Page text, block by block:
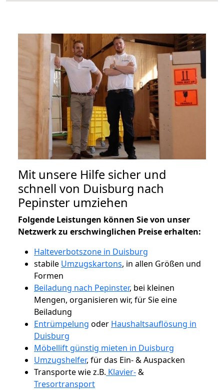
Mit unsere Hilfe sicher und
schnell von Duisburg nach
Pepinster umziehen
Folgende Leistungen können Sie von unser
Netzwerk zu erschwinglichen Preise erhalten:
Halteverbotszone in Duisburg
stabile Umzugskartons, in allen Größen und
Formen
Beiladung nach Pepinster, bei kleinen
Mengen, organisieren wir, für Sie eine
Beiladung
Entrümpelung oder Haushaltsauflösung in
Duisburg
Möbellift günstig mieten in Duisburg
Umzugshelfer, für das Ein- & Auspacken
Transporte wie z.B. Klavier-&
Tresortransport